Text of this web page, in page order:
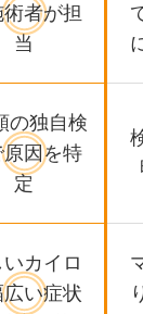
術者が担
当
の独自検
原因を特
定
カイロ
広い症状